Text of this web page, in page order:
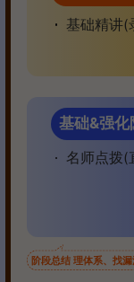
基础精讲(
基础&强化
名师点拨(
阶段总结 理体系、找